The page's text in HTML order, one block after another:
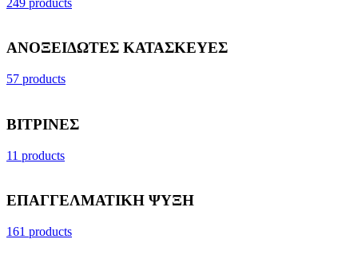
ΑΝΟΞΕΙΔΩΤΕΣ ΚΑΤΑΣΚΕΥΕΣ
57 products
ΒΙΤΡΙΝΕΣ
11 products
ΕΠΑΓΓΕΛΜΑΤΙΚΗ ΨΥΞΗ
161 products